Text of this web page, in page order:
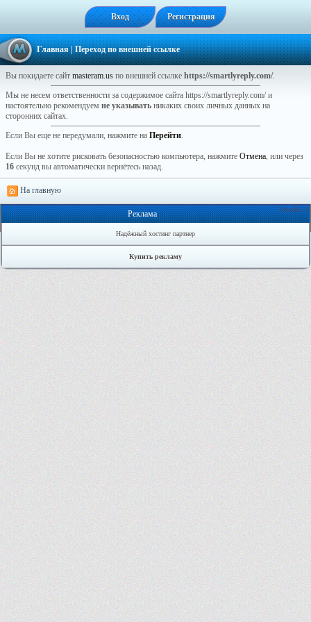
Вход Регистрация
Главная| Переход по внешней ссылке
Вы покидаете сайт masteram.us по внешней ссылке https://smartlyreply.com/.
Мы не несем ответственности за содержимое сайта https://smartlyreply.com/ и
настоятельно рекомендуем не указывать никаких своих личных данных на
сторонних сайтах.
Если Вы еще не передумали, нажмите на Перейти.
Если Вы не хотите рисковать безопасностью компьютера, нажмите Отмена, или через
16 секунд вы автоматически вернётесь назад.
На главную
Онлайн: 0
Реклама
Надёжный хостинг партнер
Купить рекламу